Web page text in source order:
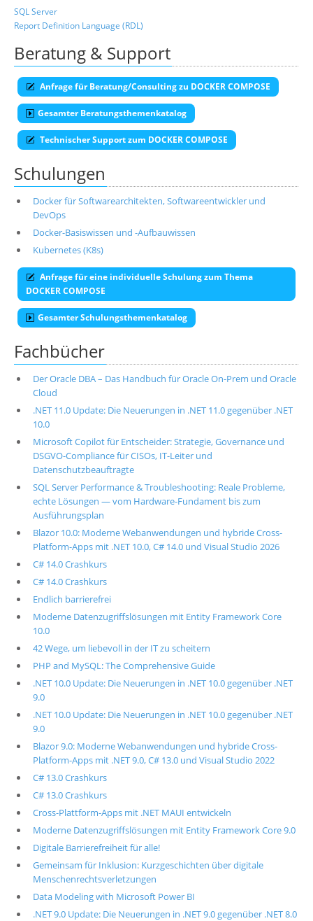
SQL Server
Report Definition Language (RDL)
Beratung & Support
Anfrage für Beratung/Consulting zu DOCKER COMPOSE
Gesamter Beratungsthemenkatalog
Technischer Support zum DOCKER COMPOSE
Schulungen
Docker für Softwarearchitekten, Softwareentwickler und
DevOps
Docker-Basiswissen und -Aufbauwissen
Kubernetes (K8s)
Anfrage für eine individuelle Schulung zum Thema
DOCKER COMPOSE
Gesamter Schulungsthemenkatalog
Fachbücher
Der Oracle DBA – Das Handbuch für Oracle On-Prem und Oracle
Cloud
.NET 11.0 Update: Die Neuerungen in .NET 11.0 gegenüber .NET
10.0
Microsoft Copilot für Entscheider: Strategie, Governance und
DSGVO-Compliance für CISOs, IT-Leiter und
Datenschutzbeauftragte
SQL Server Performance & Troubleshooting: Reale Probleme,
echte Lösungen — vom Hardware-Fundament bis zum
Ausführungsplan
Blazor 10.0: Moderne Webanwendungen und hybride Cross-
Platform-Apps mit .NET 10.0, C# 14.0 und Visual Studio 2026
C# 14.0 Crashkurs
C# 14.0 Crashkurs
Endlich barrierefrei
Moderne Datenzugriffslösungen mit Entity Framework Core
10.0
42 Wege, um liebevoll in der IT zu scheitern
PHP and MySQL: The Comprehensive Guide
.NET 10.0 Update: Die Neuerungen in .NET 10.0 gegenüber .NET
9.0
.NET 10.0 Update: Die Neuerungen in .NET 10.0 gegenüber .NET
9.0
Blazor 9.0: Moderne Webanwendungen und hybride Cross-
Platform-Apps mit .NET 9.0, C# 13.0 und Visual Studio 2022
C# 13.0 Crashkurs
C# 13.0 Crashkurs
Cross-Plattform-Apps mit .NET MAUI entwickeln
Moderne Datenzugriffslösungen mit Entity Framework Core 9.0
Digitale Barrierefreiheit für alle!
Gemeinsam für Inklusion: Kurzgeschichten über digitale
Menschenrechtsverletzungen
Data Modeling with Microsoft Power BI
.NET 9.0 Update: Die Neuerungen in .NET 9.0 gegenüber .NET 8.0